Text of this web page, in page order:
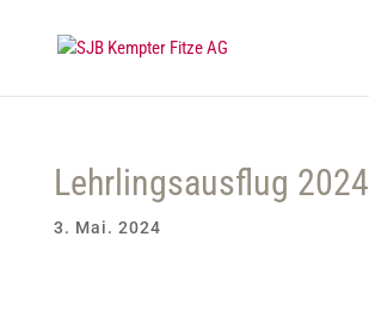
Lehrlingsausflug 2024
3. Mai. 2024